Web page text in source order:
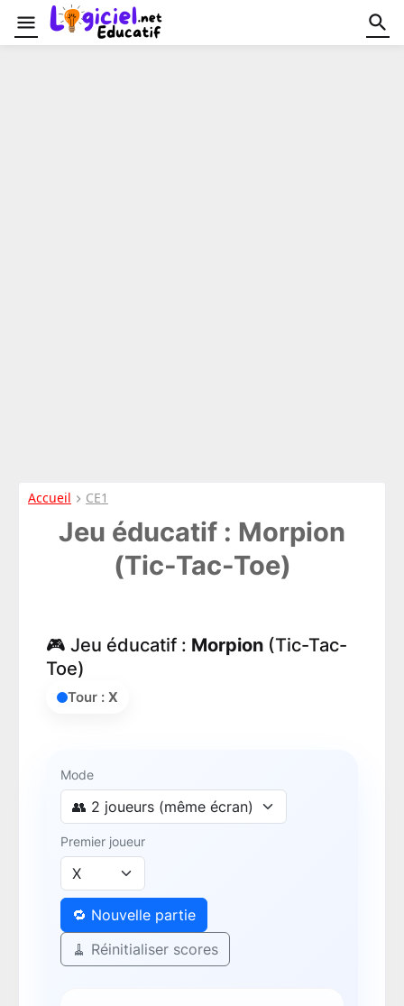
Accueil CE1
Jeu éducatif : Morpion
(Tic-Tac-Toe)
🎮 Jeu éducatif : Morpion (Tic-Tac-
Toe)
Tour : X
Mode
Premier joueur
🔁 Nouvelle partie
🧹 Réinitialiser scores